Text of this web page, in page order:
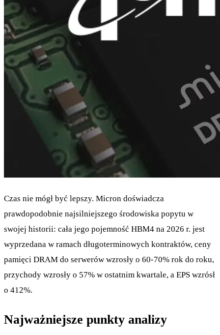
Czas nie mógł być lepszy. Micron doświadcza
prawdopodobnie najsilniejszego środowiska popytu w
swojej historii: cała jego pojemność HBM4 na 2026 r. jest
wyprzedana w ramach długoterminowych kontraktów, ceny
pamięci DRAM do serwerów wzrosły o 60-70% rok do roku,
przychody wzrosły o 57% w ostatnim kwartale, a EPS wzrósł
o 412%.
Najważniejsze punkty analizy